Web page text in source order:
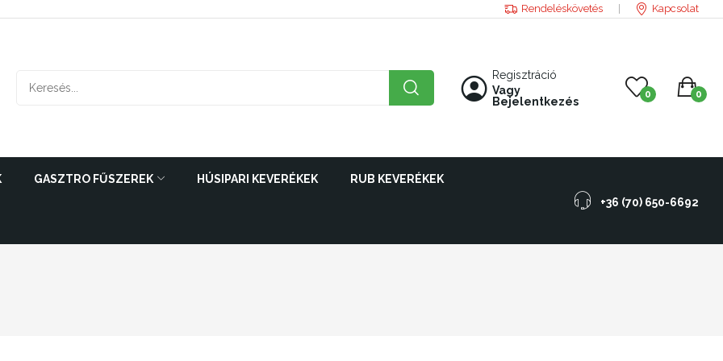
Rendeléskövetés Kapcsolat
Regisztráció
Vagy
Bejelentkezés
0 0
GASZTRO FŰSZEREK HÚSIPARI KEVERÉKEK RUB KEVERÉKEK
+36 (70) 650-6692